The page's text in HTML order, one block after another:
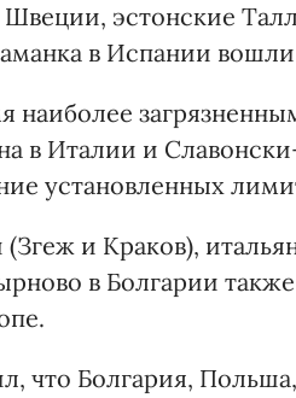
эстонские
в Испании вошли
наиболее
в Италии и
установленных
и Краков),
в Болгарии
что Болгария,